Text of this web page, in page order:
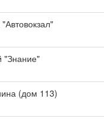
"Знание"
(дом 113)